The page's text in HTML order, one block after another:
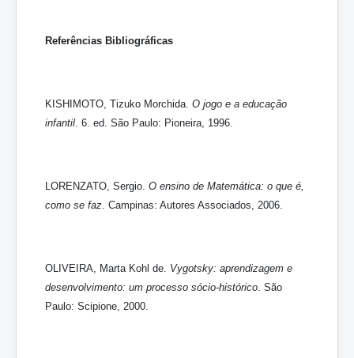
Referências Bibliográficas
KISHIMOTO, Tizuko Morchida. O jogo e a educação
infantil . 6. ed. São Paulo: Pioneira, 1996.
LORENZATO, Sergio. O ensino de Matemática: o que é,
como se faz . Campinas: Autores Associados, 2006.
OLIVEIRA, Marta Kohl de. Vygotsky: aprendizagem e
desenvolvimento: um processo sócio-histórico . São
Paulo: Scipione, 2000.